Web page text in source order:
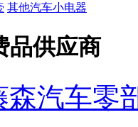
其他汽车小电器
品供应商
森汽车零